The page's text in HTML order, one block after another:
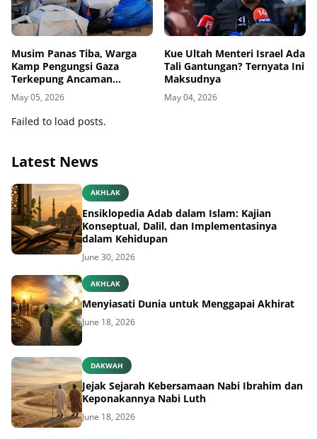
Musim Panas Tiba, Warga
Kamp Pengungsi Gaza
Terkepung Ancaman
Penyakit Kulit
May 05, 2026
Kue Ultah Menteri Israel Ada
Tali Gantungan? Ternyata Ini
Maksudnya
May 04, 2026
Failed to load posts.
Latest News
AKHLAK
Ensiklopedia Adab dalam Islam: Kajian
Konseptual, Dalil, dan Implementasinya
dalam Kehidupan
June 30, 2026
AKHLAK
Menyiasati Dunia untuk Menggapai Akhirat
June 18, 2026
DAKWAH
Jejak Sejarah Kebersamaan Nabi Ibrahim dan
Keponakannya Nabi Luth
June 18, 2026